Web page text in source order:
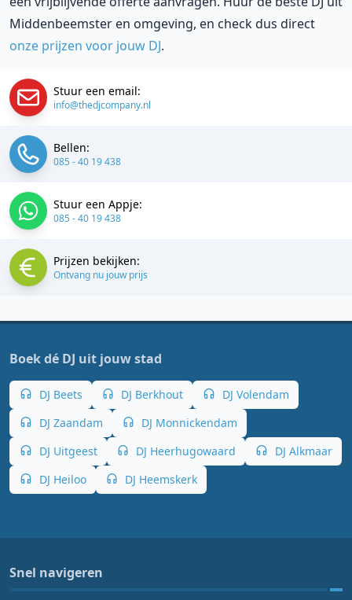
Middenbeemster en omgeving, en check dus direct
onze prijzen voor jouw DJ.
Stuur een email:
info@thedjcompany.nl
Bellen:
085 - 40 19 438
Stuur een Appje:
085 - 40 19 438
Prijzen bekijken:
Ontvang nu jouw prijs
Boek dé DJ uit jouw stad
DJ Beets DJ Berkhout
DJ Volendam
DJ Zaandam
DJ Monnickendam
DJ Uitgeest
DJ Heerhugowaard
DJ Alkmaar
DJ Heiloo
DJ Heemskerk
Snel navigeren